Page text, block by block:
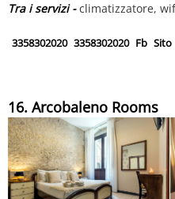
Tra i servizi -climatizzatore,
3358302020 3358302020 Fb Sito
16. Arcobaleno Rooms